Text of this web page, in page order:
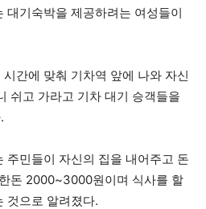
대기숙박을 제공하려는 여성들이
간에 맞춰 기차역 앞에 나와 자신
쉬고 가라고 기차 대기 승객들을
주민들이 자신의 집을 내어주고 돈
돈 2000~3000원이며 식사를 할
것으로 알려졌다.